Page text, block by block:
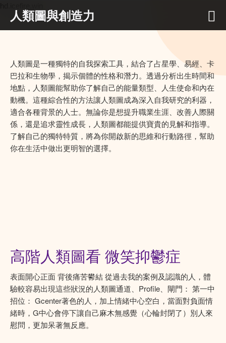
人類圖與創造力
人類圖是一種獨特的自我探索工具，結合了占星學、易經、卡
巴拉和生物學，揭示個體的性格和潛力。透過分析出生時間和
地點，人類圖能幫助你了解自己的能量類型、人生使命和內在
動機。這種綜合性的方法讓人類圖成為深入自我研究的利器，
適合各種背景的人士。無論你是想提升職業生涯、改善人際關
係，還是追求靈性成長，人類圖都能提供寶貴的見解和指導。
了解自己的獨特特質，將為你開啟新的思維和行動路徑，幫助
你在生活中做出更明智的選擇。
高階人類圖看 微笑抑鬱症
表面開心正面 背後痛苦鬰結 從過去我的案例及認識的人，體
驗較容易出現這些狀況的人類圖通道、Profile、閘門： 第一中
招位： Gcenter著色的人，加上情緒中心空白，當面對負面情
緒時，G中心會停下讓自己麻木無感覺（心輪封閉了）別人來
慰問，更加呆著無反應。